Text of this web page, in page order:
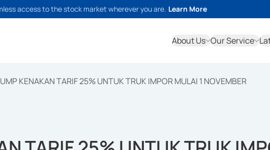
access to the stock market wherever you are. Learn More
About Us Our Service
KENAKAN TARIF 25% UNTUK TRUK IMPOR MULAI 1 NOVEMBER